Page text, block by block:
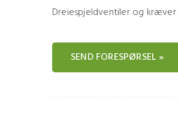
Dreiespjeldventiler og kræver
SEND FORESPØRSEL »